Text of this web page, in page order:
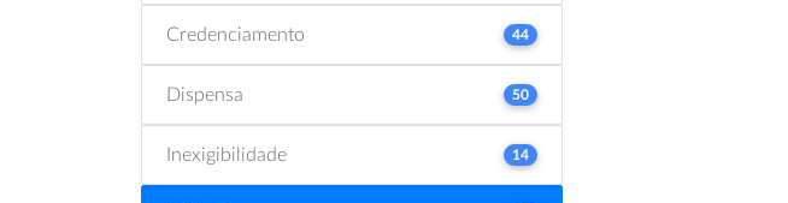
Credenciamento 44
Dispensa 50
Inexigibilidade 14